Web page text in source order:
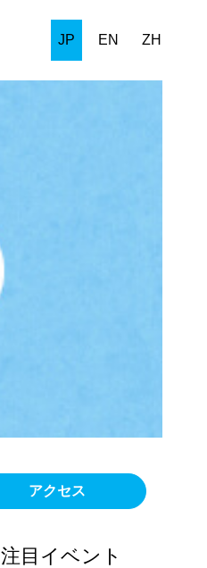
JP EN ZH
アクセス
注目イベント